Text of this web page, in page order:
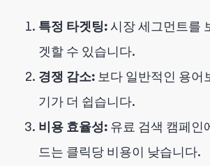
특정 타겟팅:시장 세그먼트를
겟할 수 있습니다.
경쟁 감소: 보다 일반적인 용어
기가 더 쉽습니다.
비용 효율성: 유료 검색 캠페인
드는 클릭당 비용이 낮습니다.